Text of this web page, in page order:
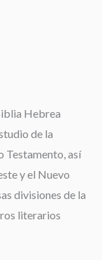
Hebrea
de la
Testamento, así
y el Nuevo
divisiones de la
literarios